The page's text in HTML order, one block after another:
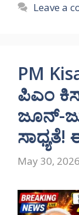
Leave a
PM
ಪಿಎಂ
ಜೂನ್-
ಸಾಧ್ಯತೆ!
May 30, 2026